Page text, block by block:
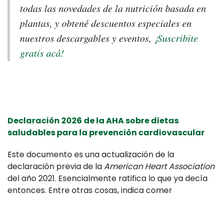
todas las novedades de la nutrición basada en
plantas, y obtené descuentos especiales en
nuestros descargables y eventos, ¡Suscribite
gratis acá!
Declaración 2026 de la AHA sobre dietas
saludables para la prevención cardiovascular
Este documento es una actualización de la
declaración previa de laAmerican Heart Association
del año 2021. Esencialmente ratifica lo que ya decía
entonces. Entre otras cosas, indica comer